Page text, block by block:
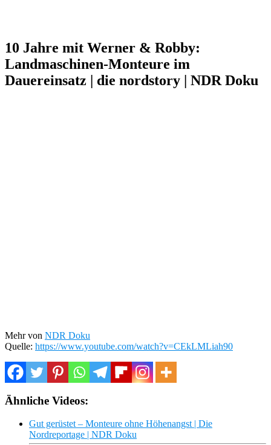
10 Jahre mit Werner & Robby:
Landmaschinen-Monteure im
Dauereinsatz | die nordstory | NDR Doku
Mehr von NDR Doku
Quelle: https://www.youtube.com/watch?v=CEkLMLiah90
Ähnliche Videos:
Gut gerüstet – Monteure ohne Höhenangst | Die
Nordreportage | NDR Doku